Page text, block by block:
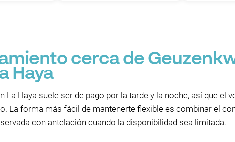
cerca de
Haya
La Haya suele ser de pago por la tarde y la noche, así que el
La forma más fácil de mantenerte flexible es combinar el
con antelación cuando la disponibilidad sea limitada.